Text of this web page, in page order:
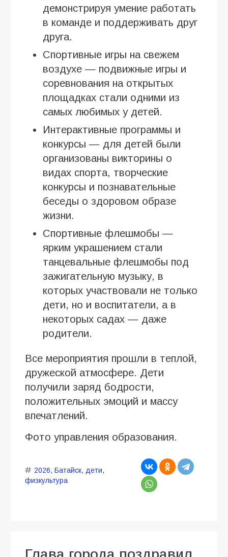
демонстрируя умение работать
в команде и поддерживать друг
друга.
Спортивные игры на свежем
воздухе — подвижные игры и
соревнования на открытых
площадках стали одними из
самых любимых у детей.
Интерактивные программы и
конкурсы — для детей были
организованы викторины о
видах спорта, творческие
конкурсы и познавательные
беседы о здоровом образе
жизни.
Спортивные флешмобы —
ярким украшением стали
танцевальные флешмобы под
зажигательную музыку, в
которых участвовали не только
дети, но и воспитатели, а в
некоторых садах — даже
родители.
Все мероприятия прошли в теплой,
дружеской атмосфере. Дети
получили заряд бодрости,
положительных эмоций и массу
впечатлений.
Фото управления образования.
2026, Батайск, дети,
физкультура